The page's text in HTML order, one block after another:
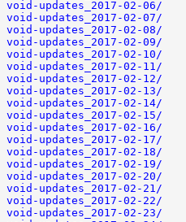
void-updates_2017-02-06/
void-updates_2017-02-07/
void-updates_2017-02-08/
void-updates_2017-02-09/
void-updates_2017-02-10/
void-updates_2017-02-11/
void-updates_2017-02-12/
void-updates_2017-02-13/
void-updates_2017-02-14/
void-updates_2017-02-15/
void-updates_2017-02-16/
void-updates_2017-02-17/
void-updates_2017-02-18/
void-updates_2017-02-19/
void-updates_2017-02-20/
void-updates_2017-02-21/
void-updates_2017-02-22/
void-updates_2017-02-23/